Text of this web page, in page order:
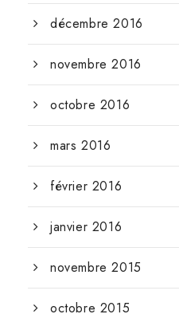
décembre 2016
novembre 2016
octobre 2016
mars 2016
février 2016
janvier 2016
novembre 2015
octobre 2015